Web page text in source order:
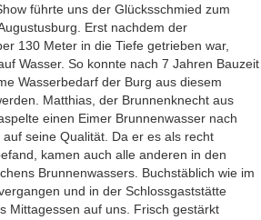
führte uns der Glücksschmied zum
Erst nachdem der
130 Meter in die Tiefe getrieben war,
Wasser. So konnte nach 7 Jahren Bauzeit
Wasserbedarf der Burg aus diesem
Matthias, der Brunnenknecht aus
einen Eimer Brunnenwasser nach
seine Qualität. Da er es als recht
kamen auch alle anderen in den
Brunnenwassers. Buchstäblich wie im
und in der Schlossgaststätte
Mittagessen auf uns. Frisch gestärkt